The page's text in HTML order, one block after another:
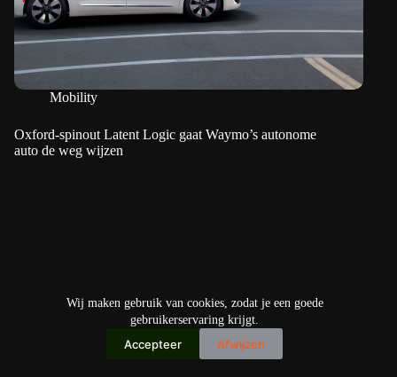
Wij maken gebruik van cookies, zodat je een goede
gebruikerservaring krijgt.
Accepteer Afwijzen
Mobility
Oxford-spinout Latent Logic gaat Waymo’s autonome
auto de weg wijzen